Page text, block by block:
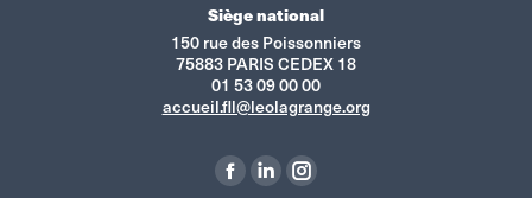
Siège national
150 rue des Poissonniers
75883 PARIS CEDEX 18
01 53 09 00 00
accueil.fll@leolagrange.org
La
La
La